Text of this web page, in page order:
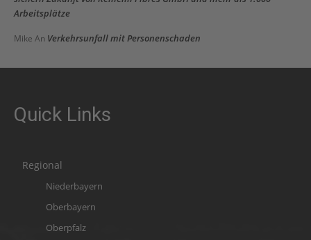
Arbeitsplätze
Mike An Verkehrsunfall mit Personenschaden
Quick Links
Regional
Niederbayern
Oberbayern
Oberpfalz